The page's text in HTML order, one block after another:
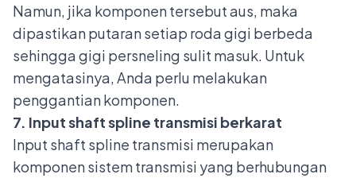
Namun, jika komponen tersebut aus, maka
dipastikan putaran setiap roda gigi berbeda
sehingga gigi persneling sulit masuk. Untuk
mengatasinya, Anda perlu melakukan
penggantian komponen.
7. Input shaft spline transmisi berkarat
Input shaft spline transmisi merupakan
komponen sistem transmisi yang berhubungan